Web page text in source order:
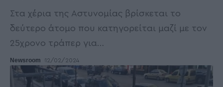
Στα χέρια της Αστυνομίας βρίσκεται το
δεύτερο άτομο που κατηγορείται μαζί με τον
25χρονο τράπερ για
Newsroom 12/02/2024